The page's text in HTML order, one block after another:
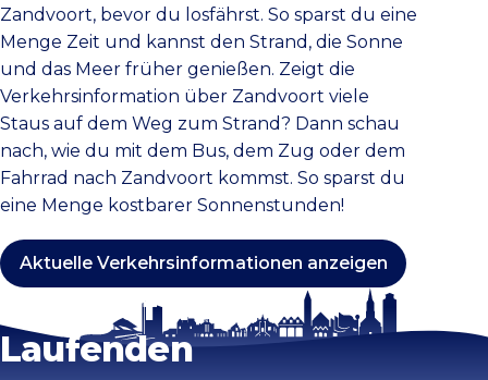
Zandvoort, bevor du losfährst. So sparst du eine
Menge Zeit und kannst den Strand, die Sonne
und das Meer früher genießen. Zeigt die
Verkehrsinformation über Zandvoort viele
Staus auf dem Weg zum Strand? Dann schau
nach, wie du mit dem Bus, dem Zug oder dem
Fahrrad nach Zandvoort kommst. So sparst du
eine Menge kostbarer Sonnenstunden!
Aktuelle Verkehrsinformationen anzeigen
Bleib auf dem
Laufenden